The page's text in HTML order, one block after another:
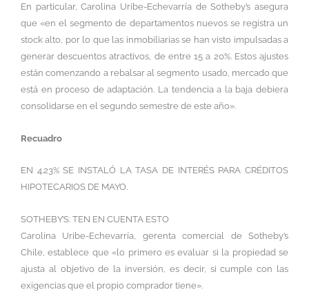
En particular, Carolina Uribe-Echevarría de Sotheby’s asegura
que «en el segmento de departamentos nuevos se registra un
stock alto, por lo que las inmobiliarias se han visto impulsadas a
generar descuentos atractivos, de entre 15 a 20%. Estos ajustes
están comenzando a rebalsar al segmento usado, mercado que
está en proceso de adaptación. La tendencia a la baja debiera
consolidarse en el segundo semestre de este año».
Recuadro
EN 4.23% SE INSTALÓ LA TASA DE INTERÉS PARA CRÉDITOS
HIPOTECARIOS DE MAYO.
SOTHEBY’S: TEN EN CUENTA ESTO
Carolina Uribe-Echevarría, gerenta comercial de Sotheby’s
Chile, establece que «lo primero es evaluar si la propiedad se
ajusta al objetivo de la inversión, es decir, si cumple con las
exigencias que el propio comprador tiene».